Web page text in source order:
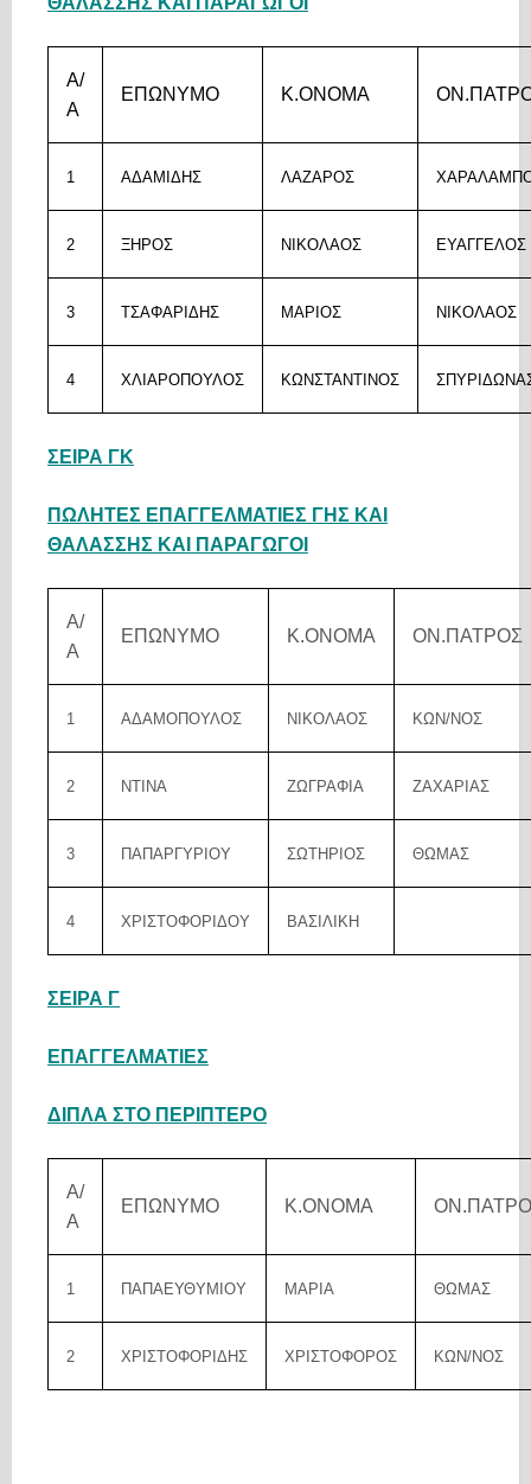
Α/
Α
ΕΠΩΝΥΜΟ Κ.ΟΝΟΜΑ
1 ΑΔΑΜΙΔΗΣ ΛΑΖΑΡΟΣ
2 ΞΗΡΟΣ ΝΙΚΟΛΑΟΣ ΕΥΑΓΓΕΛΟΣ
3 ΤΣΑΦΑΡΙΔΗΣ ΜΑΡΙΟΣ ΝΙΚΟΛΑΟΣ
4 ΧΛΙΑΡΟΠΟΥΛΟΣ ΚΩΝΣΤΑΝΤΙΝΟΣ
ΣΕΙΡΑ ΓΚ
ΠΩΛΗΤΕΣ ΕΠΑΓΓΕΛΜΑΤΙΕΣ ΓΗΣ ΚΑΙ
ΘΑΛΑΣΣΗΣ ΚΑΙ ΠΑΡΑΓΩΓΟΙ
Α/
Α
ΕΠΩΝΥΜΟ Κ.ΟΝΟΜΑ ΟΝ.ΠΑΤΡΟΣ
1 ΑΔΑΜΟΠΟΥΛΟΣ ΝΙΚΟΛΑΟΣ ΚΩΝ/ΝΟΣ
2 ΝΤΙΝΑ ΖΩΓΡΑΦΙΑ ΖΑΧΑΡΙΑΣ
3 ΠΑΠΑΡΓΥΡΙΟΥ ΣΩΤΗΡΙΟΣ ΘΩΜΑΣ
4 ΧΡΙΣΤΟΦΟΡΙΔΟΥ ΒΑΣΙΛΙΚΗ
ΣΕΙΡΑ Γ
ΕΠΑΓΓΕΛΜΑΤΙΕΣ
ΔΙΠΛΑ ΣΤΟ ΠΕΡΙΠΤΕΡΟ
Α/
Α
ΕΠΩΝΥΜΟ Κ.ΟΝΟΜΑ
1 ΠΑΠΑΕΥΘΥΜΙΟΥ ΜΑΡΙΑ ΘΩΜΑΣ
2 ΧΡΙΣΤΟΦΟΡΙΔΗΣ ΧΡΙΣΤΟΦΟΡΟΣ ΚΩΝ/ΝΟΣ